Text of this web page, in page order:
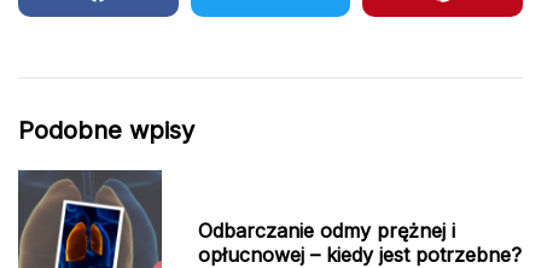
Podobne wpisy
Odbarczanie odmy prężnej i
opłucnowej – kiedy jest potrzebne?